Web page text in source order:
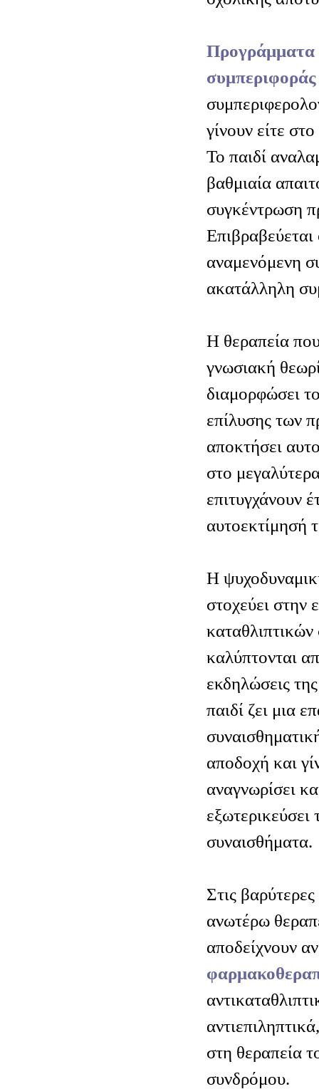
Προγράμματα
συμπεριφοράς
γίνουν είτε
Το παιδί
βαθμιαία
συγκέντρωση
Επιβραβεύεται
αναμενόμενη
ακατάλληλη
Η θεραπεία
γνωσιακή
διαμορφώσει
επίλυσης των
αποκτήσει
στο
επιτυγχάνουν
αυτοεκτίμησή
Η
στοχεύει στην
καλύπτονται
εκδηλώσεις
παιδί ζει μια
αποδοχή και
αναγνωρίσει
εξωτερικεύσει
συναισθήματα.
Στις
ανωτέρω
αποδείχνουν
στη θεραπεία
συνδρόμου.